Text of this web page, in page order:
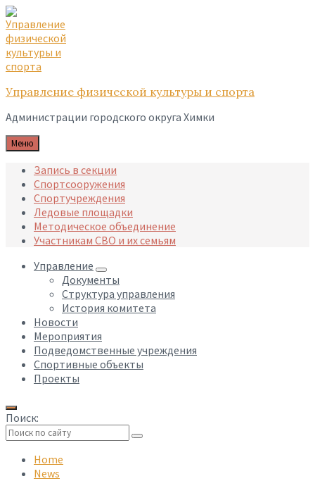
Skip
to
content
Skip
to
main
navigation
Skip
to
footer
Управление физической культуры и спорта
Администрации городского округа Химки
Меню
Запись в секции
Спортсооружения
Спортучреждения
Ледовые площадки
Методическое объединение
Участникам СВО и их семьям
Управление
Документы
Структура управления
История комитета
Новости
Мероприятия
Подведомственные учреждения
Спортивные объекты
Проекты
Поиск:
search
Home
News